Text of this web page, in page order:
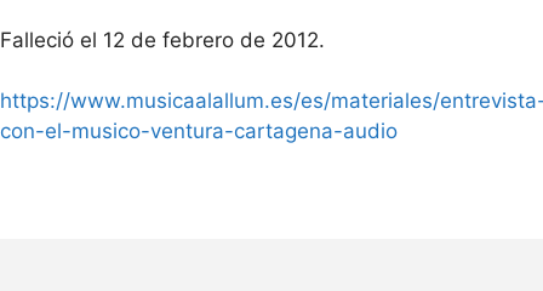
Falleció el 12 de febrero de 2012.
https://www.musicaalallum.es/es/materiales/
con-el-musico-ventura-cartagena-audio